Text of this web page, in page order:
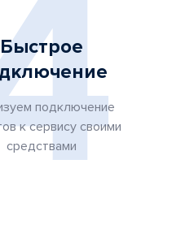
Быстрое
подключение
к сервису своими
средствами